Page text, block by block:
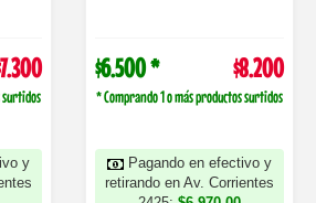
surtidos
y
$6.500 * $8.200
* Comprando 1 o más productos surtidos
Pagando en efectivo y
retirando en Av. Corrientes